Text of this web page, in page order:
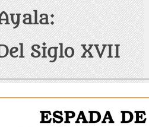
Siglo XVII